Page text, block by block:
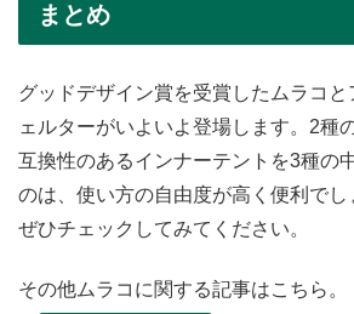
まとめ
グッドデザイン賞を受賞したムラコ
ェルターがいよいよ登場します。2種
互換性のあるインナーテントを3種の
のは、使い方の自由度が高く便利で
ぜひチェックしてみてください。
その他ムラコに関する記事はこちら。